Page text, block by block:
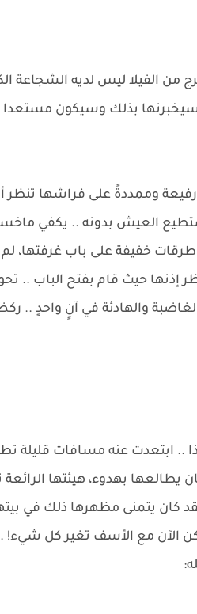
من الفيلا ليس لديه الشجاعة
بذلك وسيكون مستعدا
رفيعة وممددةً على فراشها تنظر
تستطيع العيش بدونه .. يكفي
خفيفة على باب غرفتها، لم
إذنها حيث قام بفتح الباب ..
والهادئة في آنٍ واحدٍ ..
.. ابتعدت عنه مسافات قليلة
يطالعها بهدوء، هيئتها
كان يتمنى مظهرها ذلك في
الآن مع الأسف تغير كل شيء!